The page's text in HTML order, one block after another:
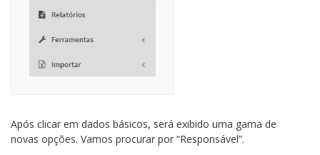
Após clicar em dados básicos, será exibido uma gama de
novas opções. Vamos procurar por “Responsável”.